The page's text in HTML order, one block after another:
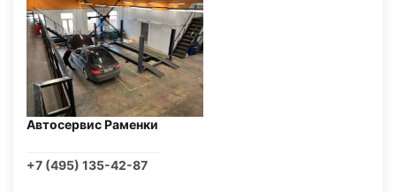
Автосервис Раменки
+7 (495) 135-42-87